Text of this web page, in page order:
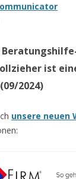
ist
2024)
unsere neuen